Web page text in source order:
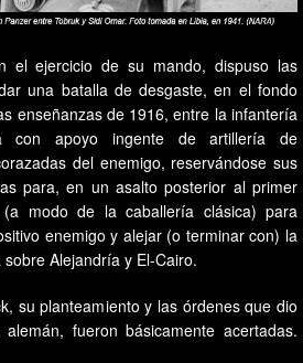
el ejercicio de su mando, dispuso las
una batalla de desgaste, en el fondo
enseñanzas de 1916, entre la infantería
con apoyo ingente de artillería de
del enemigo, reservándose sus
para, en un asalto posterior al primer
modo de la caballería clásica) para
enemigo y alejar (o terminar con) la
Alejandría y El-Cairo.
su planteamiento y las órdenes que dio
fueron básicamente acertadas.